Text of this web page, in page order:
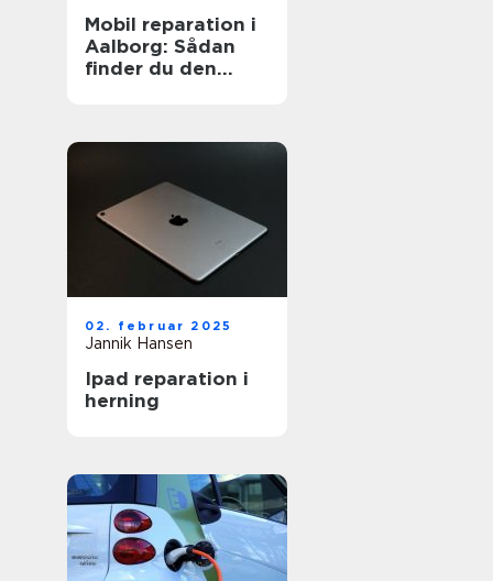
Mobil reparation i
Aalborg: Sådan
finder du den
02. februar 2025
Jannik Hansen
Ipad reparation i
herning